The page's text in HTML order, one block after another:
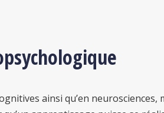
ainsi qu’en